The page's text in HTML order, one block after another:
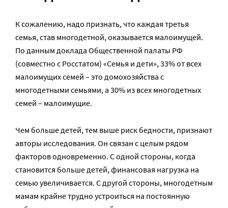
К сожалению, надо признать, что каждая третья
семья, став многодетной, оказывается малоимущей.
По данным доклада Общественной палаты РФ
(совместно с Росстатом) «Семья и дети», 33% от всех
малоимущих семей – это домохозяйства с
многодетными семьями, а 30% из всех многодетных
семей – малоимущие.
Чем больше детей, тем выше риск бедности, признают
авторы исследования. Он связан с целым рядом
факторов одновременно. С одной стороны, когда
становится больше детей, финансовая нагрузка на
семью увеличивается. С другой стороны, многодетным
мамам крайне трудно устроиться на постоянную